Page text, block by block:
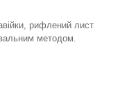
рифлений лист
методом.